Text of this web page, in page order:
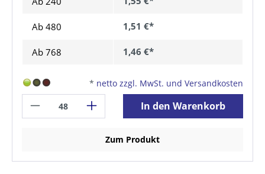
Ab 480 1,51 €*
Ab 768 1,46 €*
* netto zzgl. MwSt. und Versandkosten
In den Warenkorb
Zum Produkt